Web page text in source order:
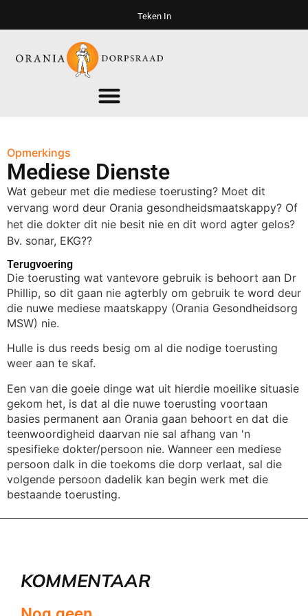
Teken In
Opmerkings
Mediese Dienste
Wat gebeur met die mediese toerusting? Moet dit
vervang word deur Orania gesondheidsmaatskappy? Of
het die dokter dit nie besit nie en dit word agter gelos?
Bv. sonar, EKG??
Terugvoering
Die toerusting wat vantevore gebruik is behoort aan Dr
Phillip, so dit gaan nie agterbly om gebruik te word deur
die nuwe mediese maatskappy (Orania Gesondheidsorg
MSW) nie.
Hulle is dus reeds besig om al die nodige toerusting
weer aan te skaf.
Een van die goeie dinge wat uit hierdie moeilike situasie
gekom het, is dat al die nuwe toerusting voortaan
basies permanent aan Orania gaan behoort en dat die
teenwoordigheid daarvan nie sal afhang van 'n
spesifieke dokter/persoon nie. Wanneer een mediese
persoon dalk in die toekoms die dorp verlaat, sal die
volgende persoon dadelik kan begin werk met die
bestaande toerusting.
KOMMENTAAR